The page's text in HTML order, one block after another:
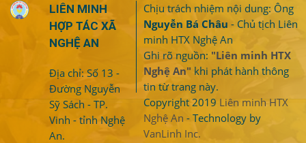
LIÊN MINH
HỢP TÁC XÃ
NGHỆ AN
Địa chỉ: Số 13 -
Đường Nguyễn
Sỹ Sách - TP.
Vinh - tỉnh Nghệ
An.
Chịu trách nhiệm nội dung: Ông
Nguyễn Bá Châu - Chủ tịch Liên
minh HTX Nghệ An
Ghi rõ nguồn: "Liên minh HTX
Nghệ An" khi phát hành thông
tin từ trang này.
Copyright 2019 Liên minh HTX
Nghệ An - Technology by
VanLinh Inc.